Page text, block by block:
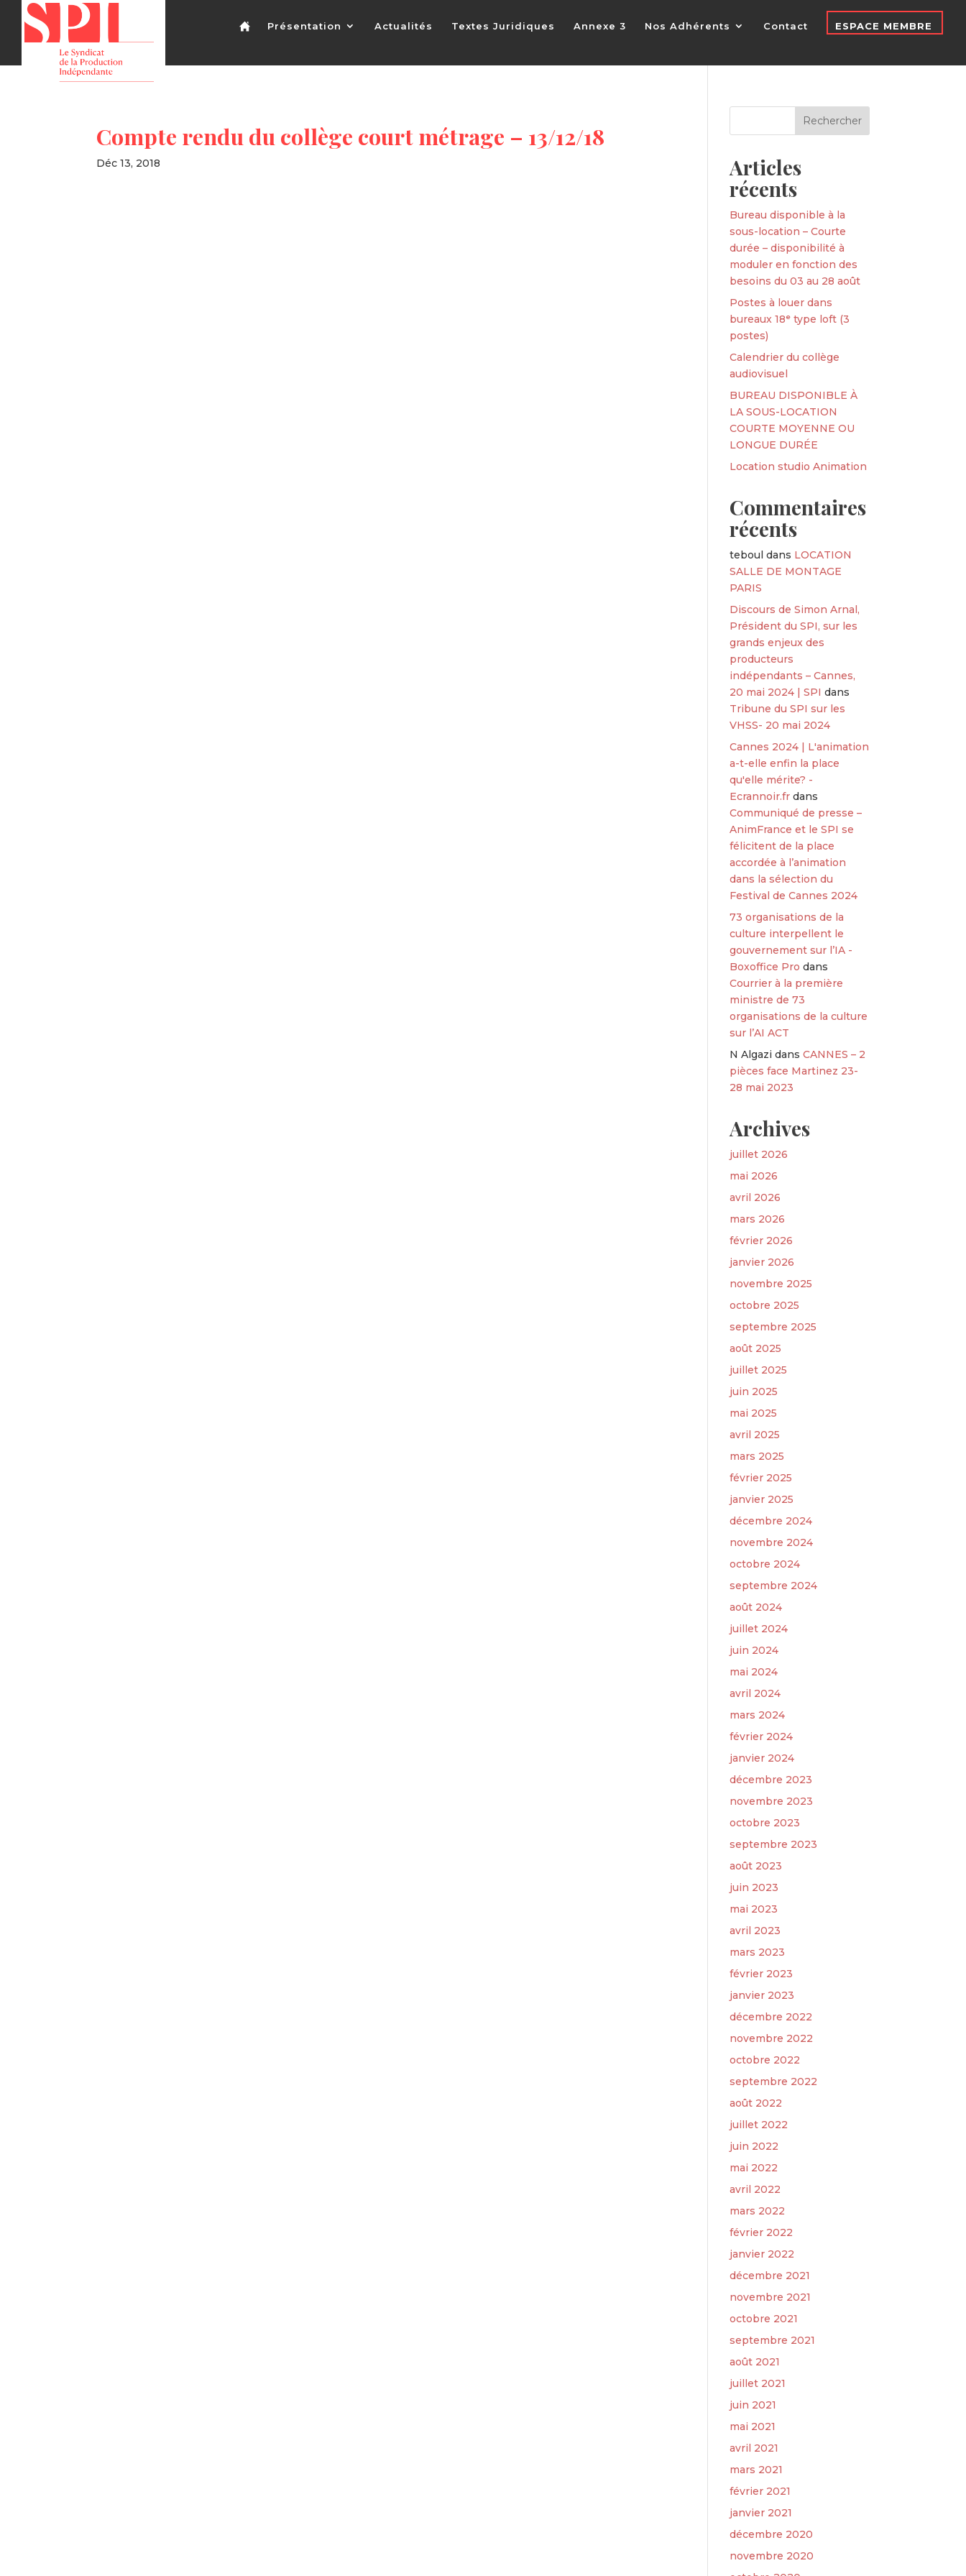
Présentation Actualités Textes Juridiques Annexe 3 Nos Adhérents Contact ESPACE MEMBRE
Compte rendu du collège court métrage – 13/12/18
Déc 13, 2018
Articles
récents
Bureau disponible à la
sous-location – Courte
durée – disponibilité à
moduler en fonction des
besoins du 03 au 28 août
Postes à louer dans
bureaux 18ᵉ type loft (3
postes)
Calendrier du collège
audiovisuel
BUREAU DISPONIBLE À
LA SOUS-LOCATION
COURTE MOYENNE OU
LONGUE DURÉE
Location studio Animation
Commentaires
récents
teboul dans LOCATION
SALLE DE MONTAGE
PARIS
Discours de Simon Arnal,
Président du SPI, sur les
grands enjeux des
producteurs
indépendants – Cannes,
20 mai 2024 | SPI dans
Tribune du SPI sur les
VHSS- 20 mai 2024
Cannes 2024 | L'animation
a-t-elle enfin la place
qu'elle mérite? -
Ecrannoir.fr dans
Communiqué de presse –
AnimFrance et le SPI se
félicitent de la place
accordée à l’animation
dans la sélection du
Festival de Cannes 2024
73 organisations de la
culture interpellent le
gouvernement sur l’IA -
Boxoffice Pro dans
Courrier à la première
ministre de 73
organisations de la culture
sur l’AI ACT
N Algazi dansCANNES – 2
pièces face Martinez 23-
28 mai 2023
Archives
juillet 2026
mai 2026
avril 2026
mars 2026
février 2026
janvier 2026
novembre 2025
octobre 2025
septembre 2025
août 2025
juillet 2025
juin 2025
mai 2025
avril 2025
mars 2025
février 2025
janvier 2025
décembre 2024
novembre 2024
octobre 2024
septembre 2024
août 2024
juillet 2024
juin 2024
mai 2024
avril 2024
mars 2024
février 2024
janvier 2024
décembre 2023
novembre 2023
octobre 2023
septembre 2023
août 2023
juin 2023
mai 2023
avril 2023
mars 2023
février 2023
janvier 2023
décembre 2022
novembre 2022
octobre 2022
septembre 2022
août 2022
juillet 2022
juin 2022
mai 2022
avril 2022
mars 2022
février 2022
janvier 2022
décembre 2021
novembre 2021
octobre 2021
septembre 2021
août 2021
juillet 2021
juin 2021
mai 2021
avril 2021
mars 2021
février 2021
janvier 2021
décembre 2020
novembre 2020